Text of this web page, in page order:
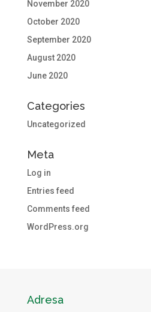
November 2020
October 2020
September 2020
August 2020
June 2020
Categories
Uncategorized
Meta
Log in
Entries feed
Comments feed
WordPress.org
Adresa